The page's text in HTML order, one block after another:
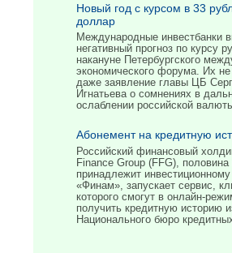
Новый год с курсом в 33
доллар
Международные инвестбанки
негативный прогноз по курсу
накануне Петербургского
экономического форума. Их
даже заявление главы ЦБ
Игнатьева о сомнениях в
ослаблении российской
Абонемент на кредитную
Российский финансовый
Finance Group (FFG), половина
принадлежит
«Финам», запускает сервис,
которого смогут в онлайн-
получить кредитную историю
Национального бюро